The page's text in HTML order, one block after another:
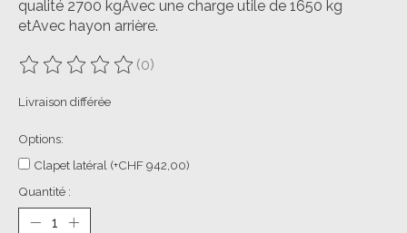
qualité 2700 kgAvec une charge utile de 1650 kg
etAvec hayon arrière.
Ce produit est évalué à
(0)
Livraison différée
Options:
Clapet latéral (+CHF 942,00)
Quantité :